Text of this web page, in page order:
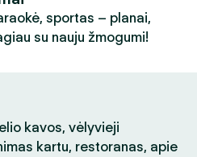
sportas – planai,
su nauju žmogumi!
kavos, vėlyvieji
kartu, restoranas, apie